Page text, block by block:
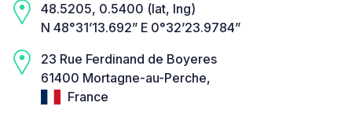
48.5205, 0.5400 (lat, lng)
N 48°31’13.692” E 0°32’23.9784”
23 Rue Ferdinand de Boyeres
61400 Mortagne-au-Perche,
France